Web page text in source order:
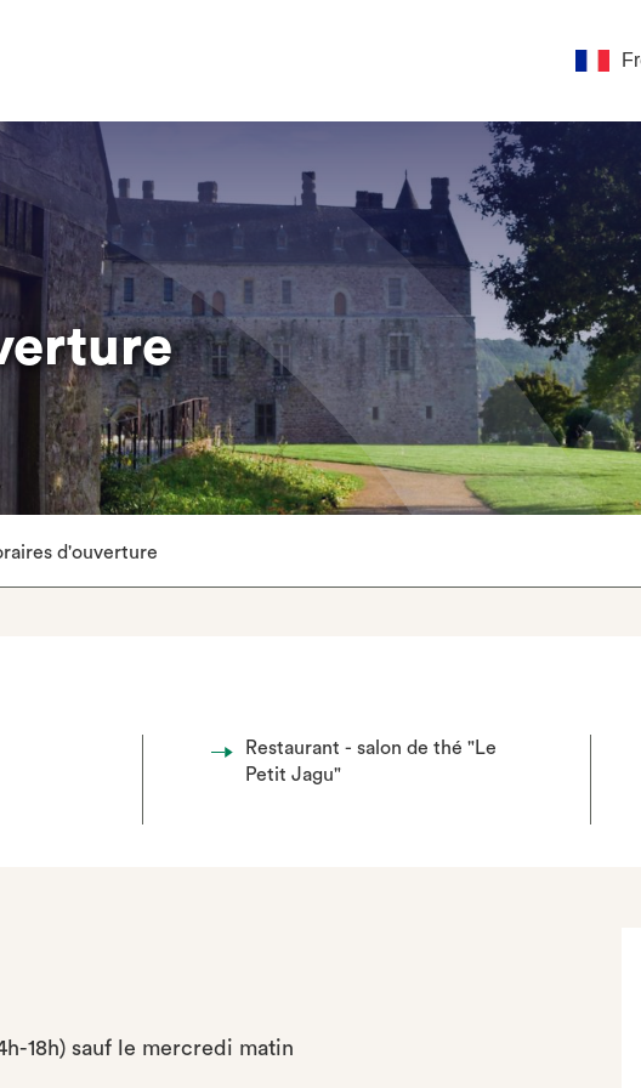
d'ouverture
Restaurant - salon de thé "Le
Petit Jagu"
18h) sauf le mercredi matin